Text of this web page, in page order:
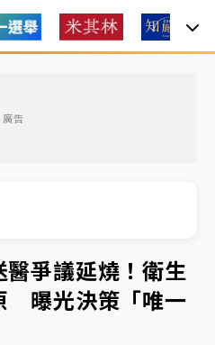
廣告
人數！辜仲諒向法院聲請遭
！今線上預約開賣一度塞車
！東檢抗告成功 今重開羈
爭議延燒！衛生
曝光決策「唯一